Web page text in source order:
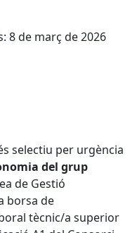
8 de març de 2026
selectiu per urgència
del grup
de Gestió
borsa de
tècnic/a superior